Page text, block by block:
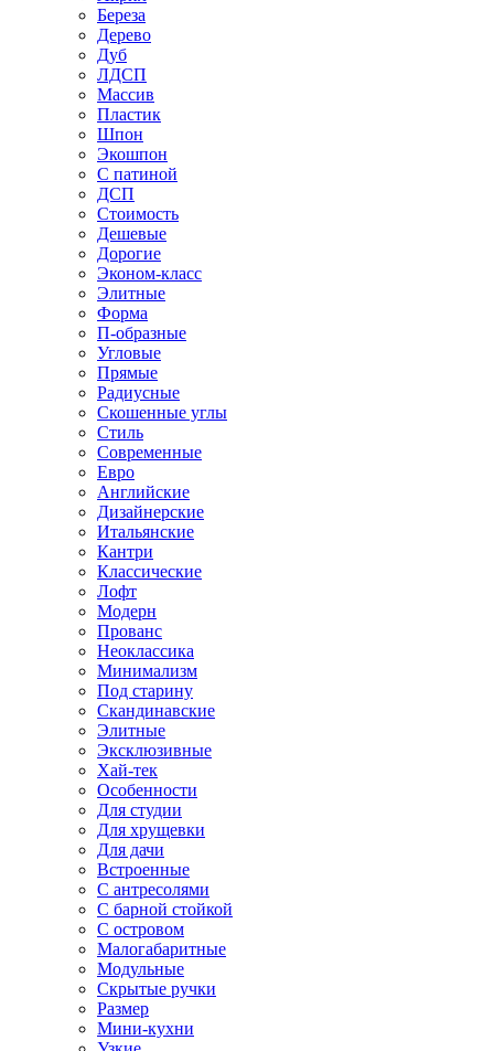
Береза
Дерево
Дуб
ЛДСП
Массив
Пластик
Шпон
Экошпон
С патиной
ДСП
Стоимость
Дешевые
Дорогие
Эконом-класс
Элитные
Форма
П-образные
Угловые
Прямые
Радиусные
Скошенные углы
Стиль
Современные
Евро
Английские
Дизайнерские
Итальянские
Кантри
Классические
Лофт
Модерн
Прованс
Неоклассика
Минимализм
Под старину
Скандинавские
Элитные
Эксклюзивные
Хай-тек
Особенности
Для студии
Для хрущевки
Для дачи
Встроенные
С антресолями
С барной стойкой
С островом
Малогабаритные
Модульные
Скрытые ручки
Размер
Мини-кухни